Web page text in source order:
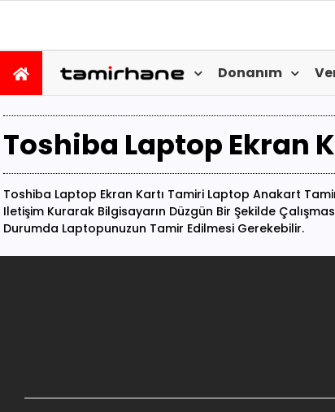
Donanım
Toshiba Laptop Ekran
Toshiba Laptop Ekran Kartı Tamiri Laptop Anakart
Iletişim Kurarak Bilgisayarın Düzgün Bir Şekilde
Durumda Laptopunuzun Tamir Edilmesi Gerekebilir.